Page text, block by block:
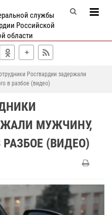
службы
Российской
области
Росгвардии задержали
в разбое (видео)
МУЖЧИНУ,
(ВИДЕО)